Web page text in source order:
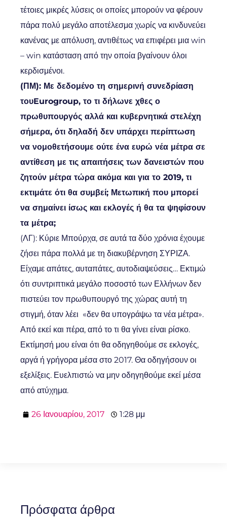
τέτοιες μικρές λύσεις οι οποίες μπορούν να φέρουν
πάρα πολύ μεγάλο αποτέλεσμα χωρίς να κινδυνεύει
κανένας με απόλυση, αντιθέτως να επιφέρει μια win
– win κατάσταση από την οποία βγαίνουν όλοι
κερδισμένοι.
(ΠΜ): Με δεδομένο τη σημερινή συνεδρίαση
τουEurogroup, το τι δήλωνε χθες ο
πρωθυπουργός αλλά και κυβερνητικά στελέχη
σήμερα, ότι δηλαδή δεν υπάρχει περίπτωση
να νομοθετήσουμε ούτε ένα ευρώ νέα μέτρα σε
αντίθεση με τις απαιτήσεις των δανειστών που
ζητούν μέτρα τώρα ακόμα και για το 2019, τι
εκτιμάτε ότι θα συμβεί; Μετωπική που μπορεί
να σημαίνει ίσως και εκλογές ή θα τα ψηφίσουν
τα μέτρα;
(ΛΓ): Κύριε Μπούρχα, σε αυτά τα δύο χρόνια έχουμε
ζήσει πάρα πολλά με τη διακυβέρνηση ΣΥΡΙΖΑ.
Είχαμε απάτες, αυταπάτες, αυτοδιαψεύσεις… Εκτιμώ
ότι συντριπτικά μεγάλο ποσοστό των Ελλήνων δεν
πιστεύει τον πρωθυπουργό της χώρας αυτή τη
στιγμή, όταν λέει «δεν θα υπογράψω τα νέα μέτρα».
Από εκεί και πέρα, από το τι θα γίνει είναι ρίσκο.
Εκτίμησή μου είναι ότι θα οδηγηθούμε σε εκλογές,
αργά ή γρήγορα μέσα στο 2017. Θα οδηγήσουν οι
εξελίξεις. Ευελπιστώ να μην οδηγηθούμε εκεί μέσα
από ατύχημα.
26 Ιανουαρίου, 2017 1:28 μμ
Πρόσφατα άρθρα